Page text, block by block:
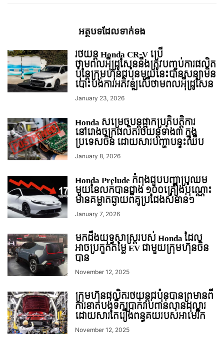
អត្ថបទ​ដែល​ទាក់ទង
រថយន្ត Honda CR-V ប្រើ
ថាមពលអុីដ្រូសែននឹងត្រូវបញ្ចប់ការផលិត
ប៉ុន្តែក្រុមហ៊ុនជប៉ុនមួយនេះបានសន្យាមិន
បោះបង់ការអភិវឌ្ឍលើថាមពលអុីដ្រូសែន
January 23, 2026
Honda សម្រេចបន្តផ្អាកប្រតិបត្តិការ
នៅរោងចក្រផលិតរថយន្តទាំង៣ ក្នុង
ប្រទេសចិន ដោយសារបញ្ហាបន្ទះឈីប
January 8, 2026
Honda Prelude កំពុងជួបបញ្ហាប្រឈម
មួយខែលក់បានជាង ១០០គ្រឿងប៉ុណ្ណោះ
មានគម្លាតឆ្ងាយពីគូប្រជែងសំខាន់ៗ
January 7, 2026
មកដឹងយុទ្ធសាស្រ្តរបស់ Honda ដែល
អាចប្រកួតតម្លៃ EV ជាមួយក្រុមហ៊ុនចិន
បាន
November 12, 2025
ក្រុមហ៊ុនផលិតរថយន្តជប៉ុនបានព្រមានពី
ការខាតបង់ទឹកប្រាក់រាប់ពាន់លានដុល្លារ
ដោយសារតែរឿងពន្ធគយរបស់អាមេរិក
November 12, 2025